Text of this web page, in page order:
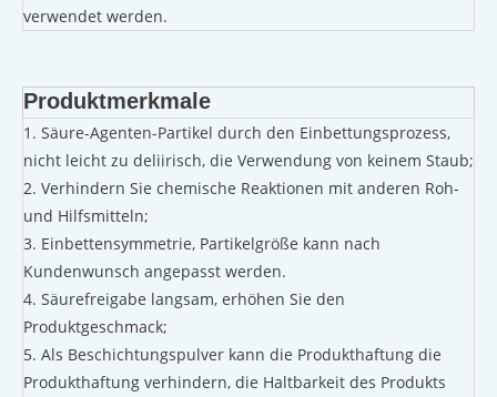
verwendet werden.
Produktmerkmale
1. Säure-Agenten-Partikel durch den Einbettungsprozess,
nicht leicht zu deliirisch, die Verwendung von keinem Staub;
2. Verhindern Sie chemische Reaktionen mit anderen Roh-
und Hilfsmitteln;
3. Einbettensymmetrie, Partikelgröße kann nach
Kundenwunsch angepasst werden.
4. Säurefreigabe langsam, erhöhen Sie den
Produktgeschmack;
5. Als Beschichtungspulver kann die Produkthaftung die
Produkthaftung verhindern, die Haltbarkeit des Produkts